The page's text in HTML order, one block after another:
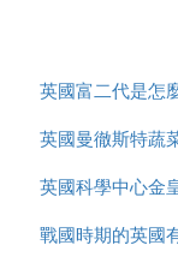
英國富二代是怎
的
英國曼徹斯特蔬
錢
英國科學中心金
是什麼
戰國時期的英國